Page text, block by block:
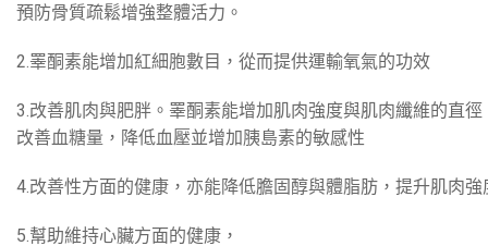
預防骨質疏鬆增強整體活力。
2.睪酮素能增加紅細胞數目，從而提供運輸氧氣的功效
3.改善肌肉與肥胖。睪酮素能增加肌肉強度與肌肉纖維的直徑
改善血糖量，降低血壓並增加胰島素的敏感性
4.改善性方面的健康，亦能降低膽固醇與體脂肪，提升肌肉強
5.幫助維持心臟方面的健康，